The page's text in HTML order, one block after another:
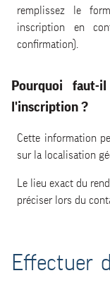
remplissez le
inscription en
confirmation).
Pourquoi
l'inscription ?
Cette information
sur la localisation
Le lieu exact du
préciser lors du
Effectuer